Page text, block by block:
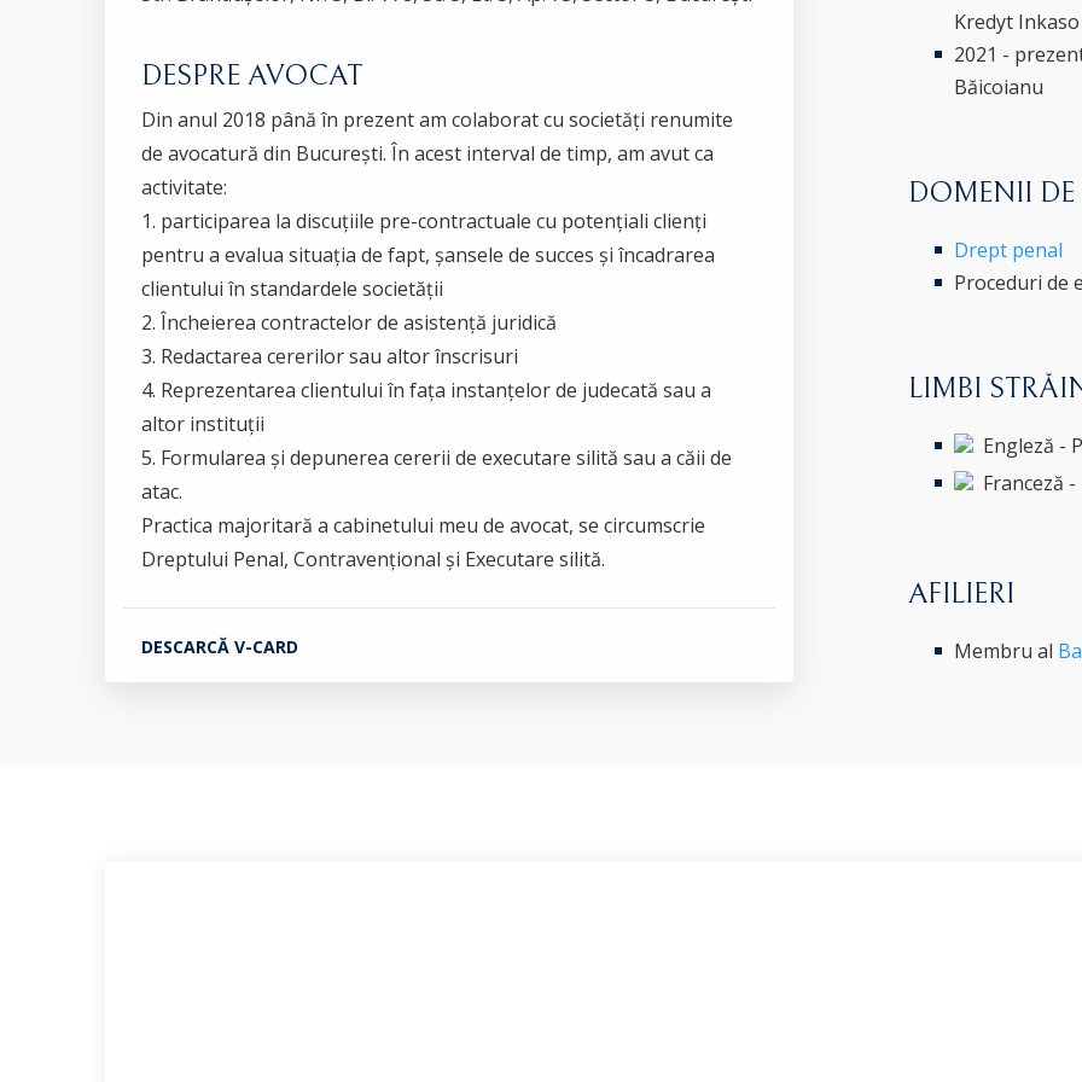
DESPRE AVOCAT
Din anul 2018 până în prezent am colaborat cu societăți renumite
de avocatură din București. În acest interval de timp, am avut ca
activitate:
1. participarea la discuțiile pre-contractuale cu potențiali clienți
pentru a evalua situația de fapt, șansele de succes și încadrarea
clientului în standardele societății
2. Încheierea contractelor de asistență juridică
3. Redactarea cererilor sau altor înscrisuri
4. Reprezentarea clientului în fața instanțelor de judecată sau a
altor instituții
5. Formularea și depunerea cererii de executare silită sau a căii de
atac.
Practica majoritară a cabinetului meu de avocat, se circumscrie
Dreptului Penal, Contravențional și Executare silită.
DESCARCĂ V-CARD
Kredyt Inkaso
2021 -
Băicoianu
DOMENII
Drept penal
Proceduri de
LIMBI
Engleză -
Franceză
AFILIERI
Membru al